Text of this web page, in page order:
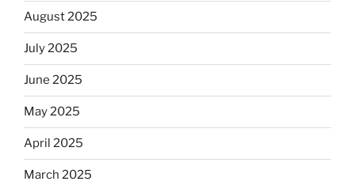
August 2025
July 2025
June 2025
May 2025
April 2025
March 2025